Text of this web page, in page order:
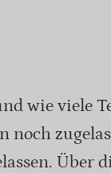
wie viele
noch
Über